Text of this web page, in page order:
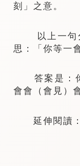
刻」之意。
以上一句分
思：「你等一
答案是：你
會會（會見）
延伸閱讀：